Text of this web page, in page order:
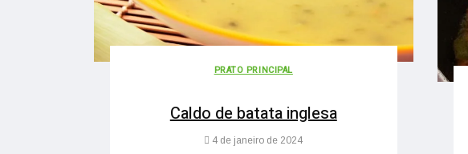
PRATO PRINCIPAL
Caldo de batata inglesa
4 de janeiro de 2024